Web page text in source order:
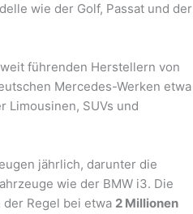
wie der Golf, Passat und der
führenden Herstellern von
Mercedes-Werken etwa
Limousinen, SUVs und
jährlich, darunter die
wie der BMW i3. Die
Regel bei etwa 2 Millionen